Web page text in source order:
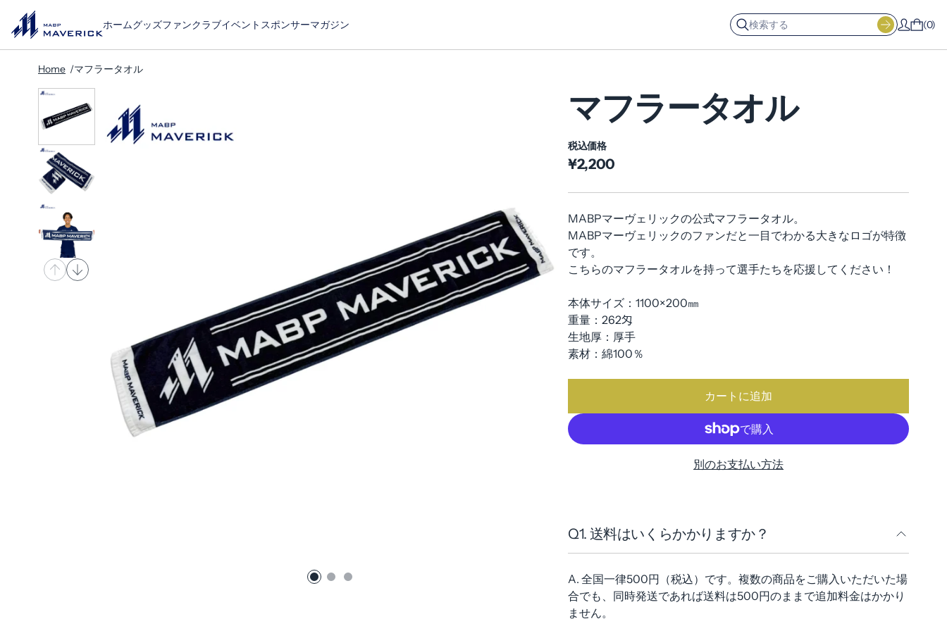
ホームグッズファンクラブイベント スポンサーマガジン 0
Home マフラータオル
マフラータオル
¥2,200
税込価格
MABPマーヴェリックの公式マフラータオル。
MABPマーヴェリックのファンだと一目でわかる大きなロゴが特徴
です。
こちらのマフラータオルを持って選手たちを応援してください！
本体サイズ：1100×200㎜
重量：262匁
生地厚：厚手
素材：綿100％
カートに追加
別のお支払い方法
Q1. 送料はいくらかかりますか？
A. 全国一律500円（税込）です。複数の商品をご購入いただいた場
合でも、同時発送であれば送料は500円のままで追加料金はかかり
ません。